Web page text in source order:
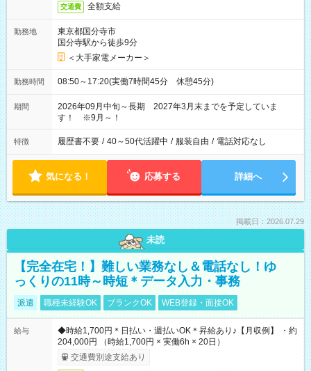
交通費 全額支給
勤務地
東京都国分寺市
国分寺駅から徒歩9分
＜大手家電メーカー＞
勤務時間 08:50～17:20(実働7時間45分 休憩45分)
期間
2026年09月中旬～長期 2027年3月末までを予定していま
す！ ※9月～！
特徴 履歴書不要 / 40～50代活躍中 / 服装自由 / 電話対応なし
気になる！ 応募する 詳細へ
掲載日：2026.07.29
未読
【完全在宅！】難しい業務なし＆電話なし！ゆ
っくりの11時～時短＊データ入力・事務
派遣 職種未経験OK ブランクOK WEB登録・面接OK
給与
◆時給1,700円＊日払い・週払いOK＊昇給あり♪【月収例】 ・約
204,000円 （時給1,700円 × 実働6h × 20日）
交通費別途支給あり